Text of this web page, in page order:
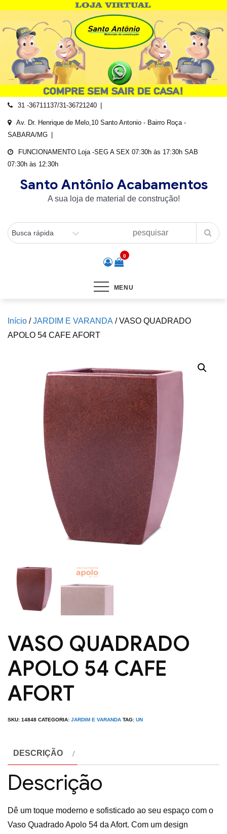
content
31 -36711137/31-36721240
Av. Dr. Henrique de Melo,10 Santo Antonio - Bairro Roça -
SABARA/MG
FUNCIONAMENTO Loja -SEG A SEX 07:30h às 17:30h SAB
07:30h às 12:30h
Santo Antônio Acabamentos
A sua loja de material de construção!
0
MENU
Início /JARDIM E VARANDA / VASO QUADRADO
APOLO 54 CAFE AFORT
VASO QUADRADO
APOLO 54 CAFE
AFORT
SKU: 14848 CATEGORIA: JARDIM E VARANDA TAG: UN
DESCRIÇÃO
Descrição
Dê um toque moderno e sofisticado ao seu espaço com o
Vaso Quadrado Apolo 54 da Afort. Com um design